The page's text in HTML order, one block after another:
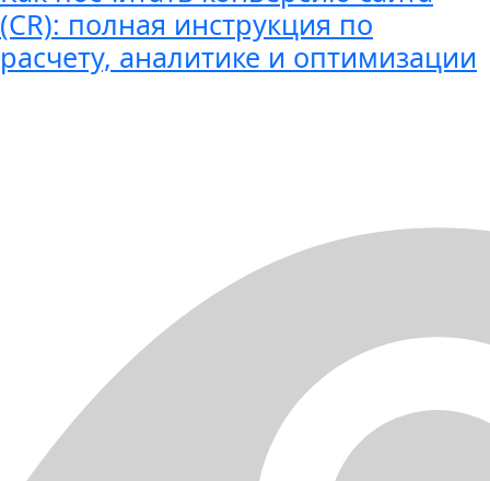
(CR): полная инструкция по
расчету, аналитике и оптимизации